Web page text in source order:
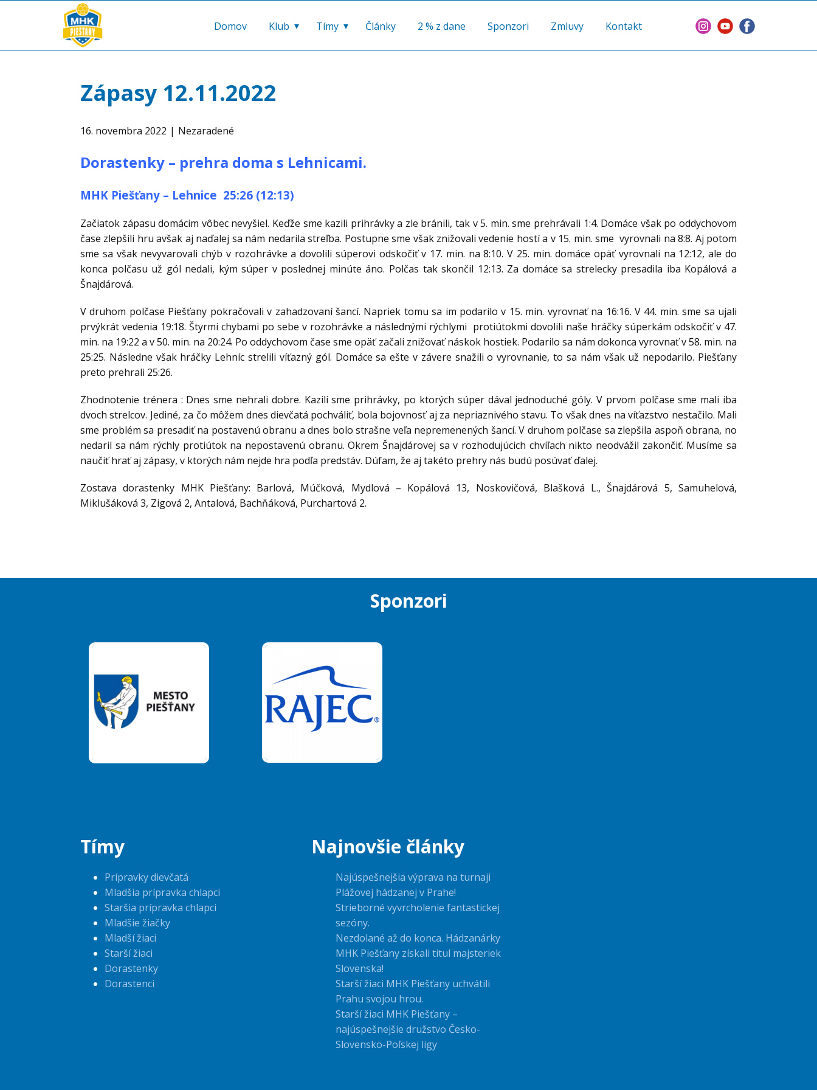
Domov Klub Tímy Články 2 % z dane Sponzori Zmluvy Kontakt
Zápasy 12.11.2022
16. novembra 2022 Nezaradené
Dorastenky – prehra doma s Lehnicami.
MHK Piešťany – Lehnice 25:26 (12:13)
Začiatok zápasu domácim vôbec nevyšiel. Keďže sme kazili prihrávky a zle bránili, tak v 5. min. sme prehrávali 1:4. Domáce však po oddychovom
čase zlepšili hru avšak aj naďalej sa nám nedarila streľba. Postupne sme však znižovali vedenie hostí a v 15. min. sme vyrovnali na 8:8. Aj potom
sme sa však nevyvarovali chýb v rozohrávke a dovolili súperovi odskočiť v 17. min. na 8:10. V 25. min. domáce opäť vyrovnali na 12:12, ale do
konca polčasu už gól nedali, kým súper v poslednej minúte áno. Polčas tak skončil 12:13. Za domáce sa strelecky presadila iba Kopálová a
Šnajdárová.
V druhom polčase Piešťany pokračovali v zahadzovaní šancí. Napriek tomu sa im podarilo v 15. min. vyrovnať na 16:16. V 44. min. sme sa ujali
prvýkrát vedenia 19:18. Štyrmi chybami po sebe v rozohrávke a následnými rýchlymi protiútokmi dovolili naše hráčky súperkám odskočiť v 47.
min. na 19:22 a v 50. min. na 20:24. Po oddychovom čase sme opäť začali znižovať náskok hostiek. Podarilo sa nám dokonca vyrovnať v 58. min. na
25:25. Následne však hráčky Lehníc strelili víťazný gól. Domáce sa ešte v závere snažili o vyrovnanie, to sa nám však už nepodarilo. Piešťany
preto prehrali 25:26.
Zhodnotenie trénera : Dnes sme nehrali dobre. Kazili sme prihrávky, po ktorých súper dával jednoduché góly. V prvom polčase sme mali iba
dvoch strelcov. Jediné, za čo môžem dnes dievčatá pochváliť, bola bojovnosť aj za nepriaznivého stavu. To však dnes na víťazstvo nestačilo. Mali
sme problém sa presadiť na postavenú obranu a dnes bolo strašne veľa nepremenených šancí. V druhom polčase sa zlepšila aspoň obrana, no
nedaril sa nám rýchly protiútok na nepostavenú obranu. Okrem Šnajdárovej sa v rozhodujúcich chvíľach nikto neodvážil zakončiť. Musíme sa
naučiť hrať aj zápasy, v ktorých nám nejde hra podľa predstáv. Dúfam, že aj takéto prehry nás budú posúvať ďalej.
Zostava dorastenky MHK Piešťany: Barlová, Múčková, Mydlová – Kopálová 13, Noskovičová, Blašková L., Šnajdárová 5, Samuhelová,
Miklušáková 3, Zigová 2, Antalová, Bachňáková, Purchartová 2.
Sponzori
Tímy
Prípravky dievčatá
Mladšia prípravka chlapci
Staršia prípravka chlapci
Mladšie žiačky
Mladší žiaci
Starší žiaci
Dorastenky
Dorastenci
Najnovšie články
Najúspešnejšia výprava na turnaji
Plážovej hádzanej v Prahe!
Strieborné vyvrcholenie fantastickej
sezóny.
Nezdolané až do konca. Hádzanárky
MHK Piešťany získali titul majsteriek
Slovenska!
Starší žiaci MHK Piešťany uchvátili
Prahu svojou hrou.
Starší žiaci MHK Piešťany –
najúspešnejšie družstvo Česko-
Slovensko-Poľskej ligy